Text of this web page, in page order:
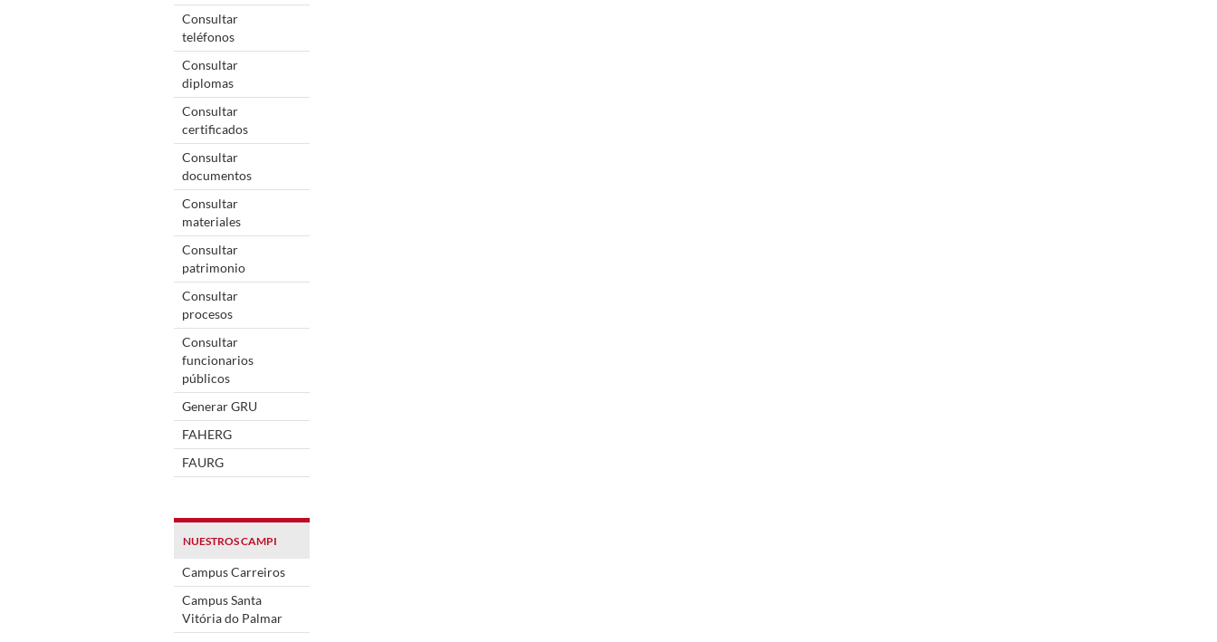
Consultar
teléfonos
Consultar
diplomas
Consultar
certificados
Consultar
documentos
Consultar
materiales
Consultar
patrimonio
Consultar
procesos
Consultar
funcionarios
públicos
Generar GRU
FAHERG
FAURG
NUESTROS CAMPI
Campus Carreiros
Campus Santa
Vitória do Palmar